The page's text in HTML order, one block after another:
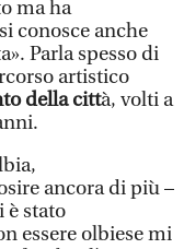
ma ha
conosce anche
Parla spesso di
artistico
della città, volti a
ancora di più –
è stato
essere olbiese mi